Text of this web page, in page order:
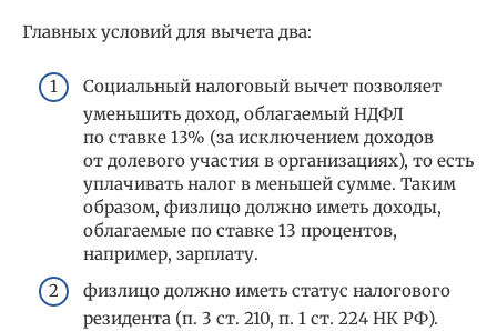
Главных условий для вычета два:
Социальный налоговый вычет позволяет
уменьшить доход, облагаемый НДФЛ
по ставке 13% (за исключением доходов
от долевого участия в организациях), то есть
уплачивать налог в меньшей сумме. Таким
образом, физлицо должно иметь доходы,
облагаемые по ставке 13 процентов,
например, зарплату.
физлицо должно иметь статус налогового
резидента (п. 3 ст. 210, п. 1 ст. 224 НК РФ).